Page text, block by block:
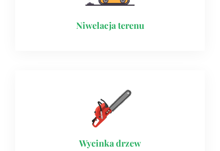
Niwelacja terenu
Wycinka drzew